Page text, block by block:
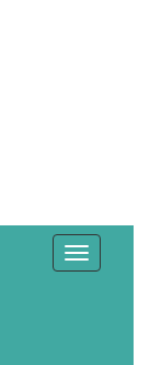
Toggle
navigation